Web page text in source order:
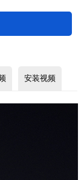
安装视频